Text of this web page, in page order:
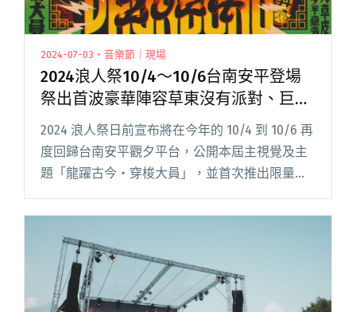
2024-07-03・音樂節｜現場
2024浪人祭10/4～10/6台南安平登場
祭出首波豪華陣容草東沒有派對、巨大
的轟鳴
2024 浪人祭日前宣布將在今年的 10/4 到 10/6 再
度回歸台南安平觀夕平台，公開本屆主視覺及主
題「龍躍古今・穿梭大員」，並首次推出限量的
盲鳥票種「超海鳥票」。昨日（7/2）超海鳥票甫
開賣隨即秒殺，足可見現今樂迷對浪人祭的高期
待。 閱讀全文 "2024浪人祭10/4～10/6台南安平
登場 祭出首波豪華陣容草東沒有派對、巨大的轟
鳴"